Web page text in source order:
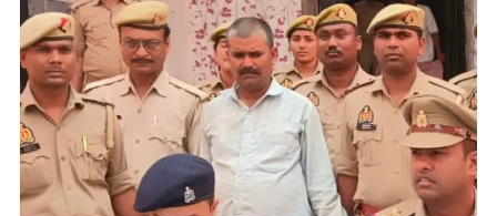
पूछकर
शराब
दुकान
के
सेल्समैन
को
शिकार,